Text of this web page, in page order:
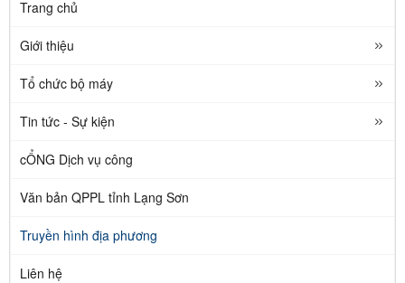
Trang chủ
Giới thiệu
Tổ chức bộ máy
Tin tức - Sự kiện
cỔNG Dịch vụ công
Văn bản QPPL tỉnh Lạng Sơn
Truyền hình địa phương
Liên hệ